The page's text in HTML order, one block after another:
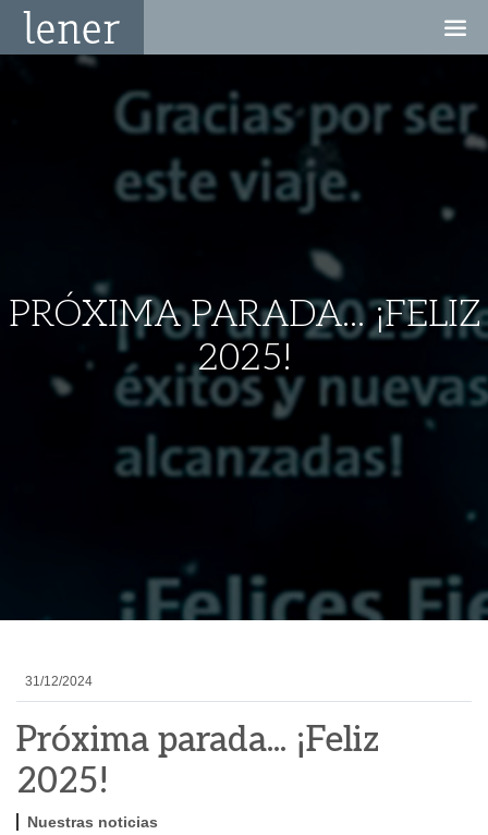
PRÓXIMA PARADA... ¡FELIZ
2025!
31/12/2024
Próxima parada... ¡Feliz
2025!
Nuestras noticias